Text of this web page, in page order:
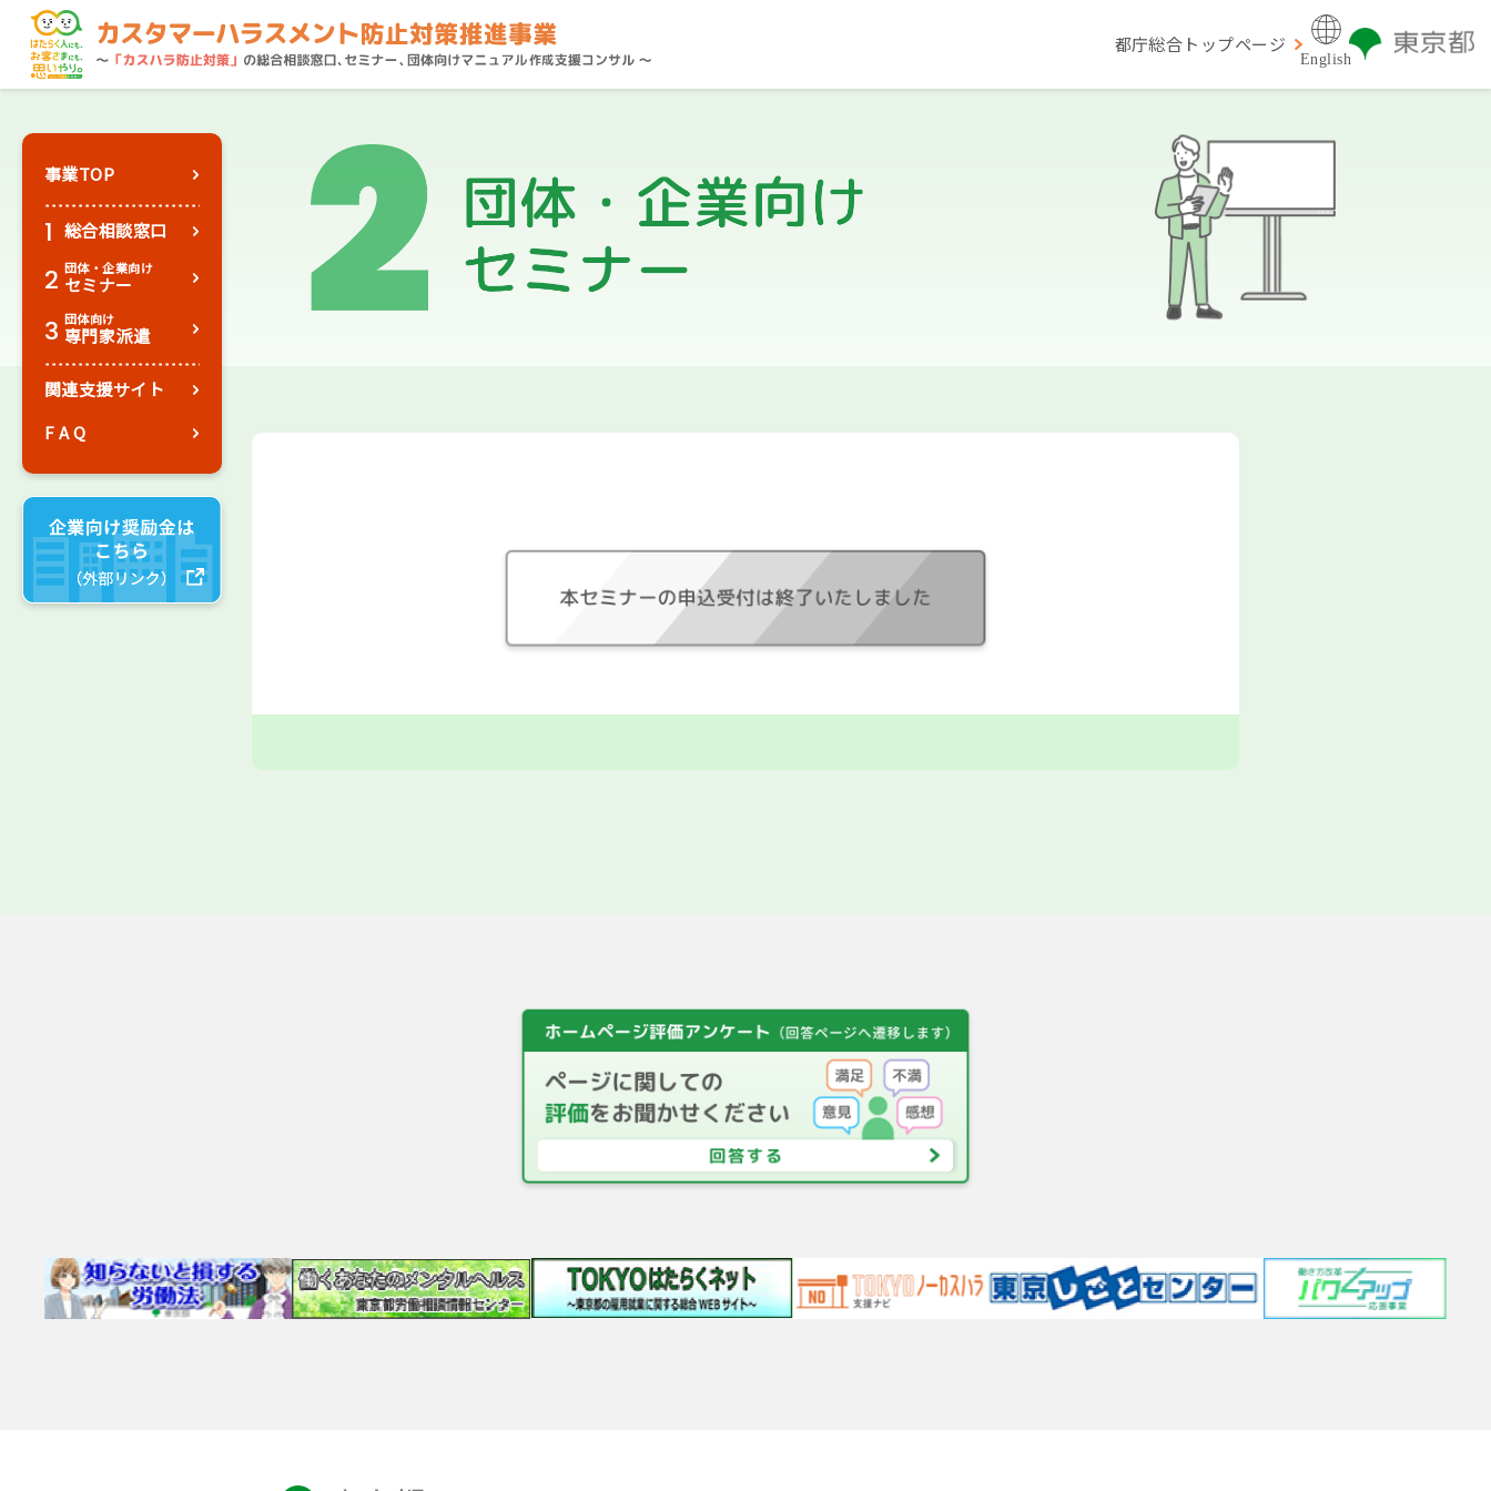
都庁総合トップページ
English
事業TOP
総合相談窓口
団体・企業向け
セミナー
団体向け
専門家派遣
関連支援サイト
F A Q